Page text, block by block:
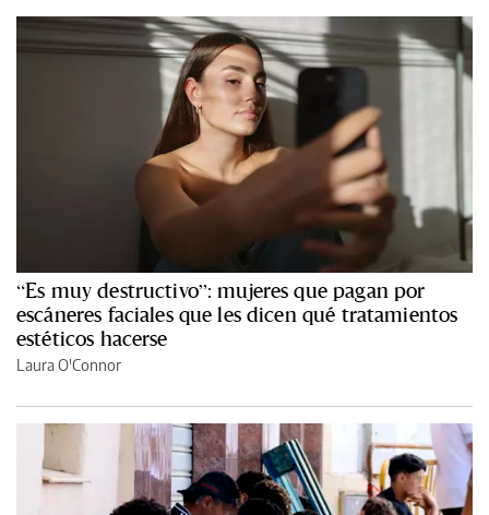
“Es muy destructivo”: mujeres que pagan por
escáneres faciales que les dicen qué tratamientos
estéticos hacerse
Laura O'Connor